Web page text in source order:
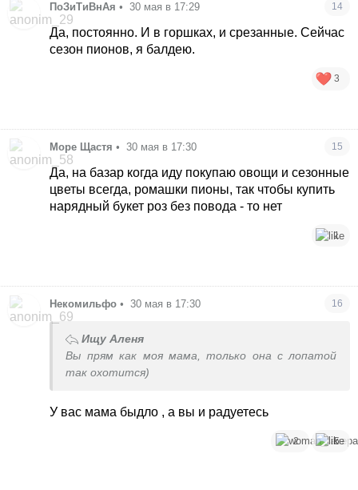
ПоЗиТиВнАя • 30 мая в 17:29 14
Да, постоянно. И в горшках, и срезанные. Сейчас
сезон пионов, я балдею.
3
Море Щастя • 30 мая в 17:30 15
Да, на базар когда иду покупаю овощи и сезонные
цветы всегда, ромашки пионы, так чтобы купить
нарядный букет роз без повода - то нет
1
Некомильфо • 30 мая в 17:30 16
Ищу Аленя
Вы прям как моя мама, только она с лопатой
так охотится)
У вас мама быдло , а вы и радуетесь
2 5